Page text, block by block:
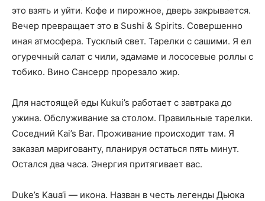
это взять и уйти. Кофе и пирожное, дверь закрывается.
Вечер превращает это в Sushi & Spirits. Совершенно
иная атмосфера. Тусклый свет. Тарелки с сашими. Я ел
огуречный салат с чили, эдамаме и лососевые роллы с
тобико. Вино Сансерр прорезало жир.
Для настоящей еды Kukui’s работает с завтрака до
ужина. Обслуживание за столом. Правильные тарелки.
Соседний Kai’s Bar. Проживание происходит там. Я
заказал маригованту, планируя остаться пять минут.
Остался два часа. Энергия притягивает вас.
Duke’s Kaua‘i — икона. Назван в честь легенды Дьюка